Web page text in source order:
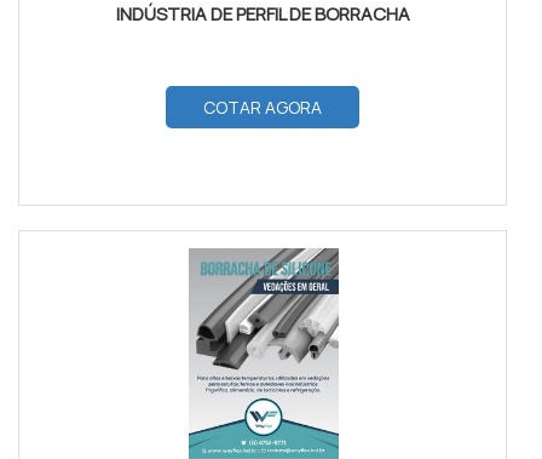
INDÚSTRIA DE PERFIL DE BORRACHA
COTAR AGORA